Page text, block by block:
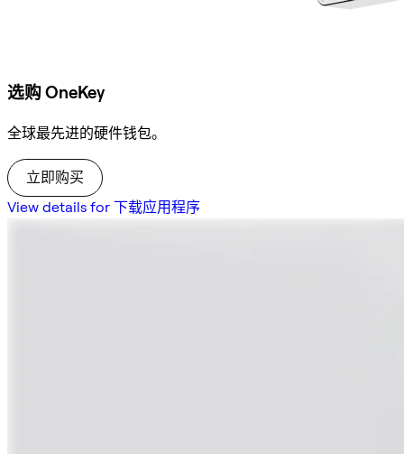
选购 OneKey
全球最先进的硬件钱包。
立即购买
View details for 下载应用程序